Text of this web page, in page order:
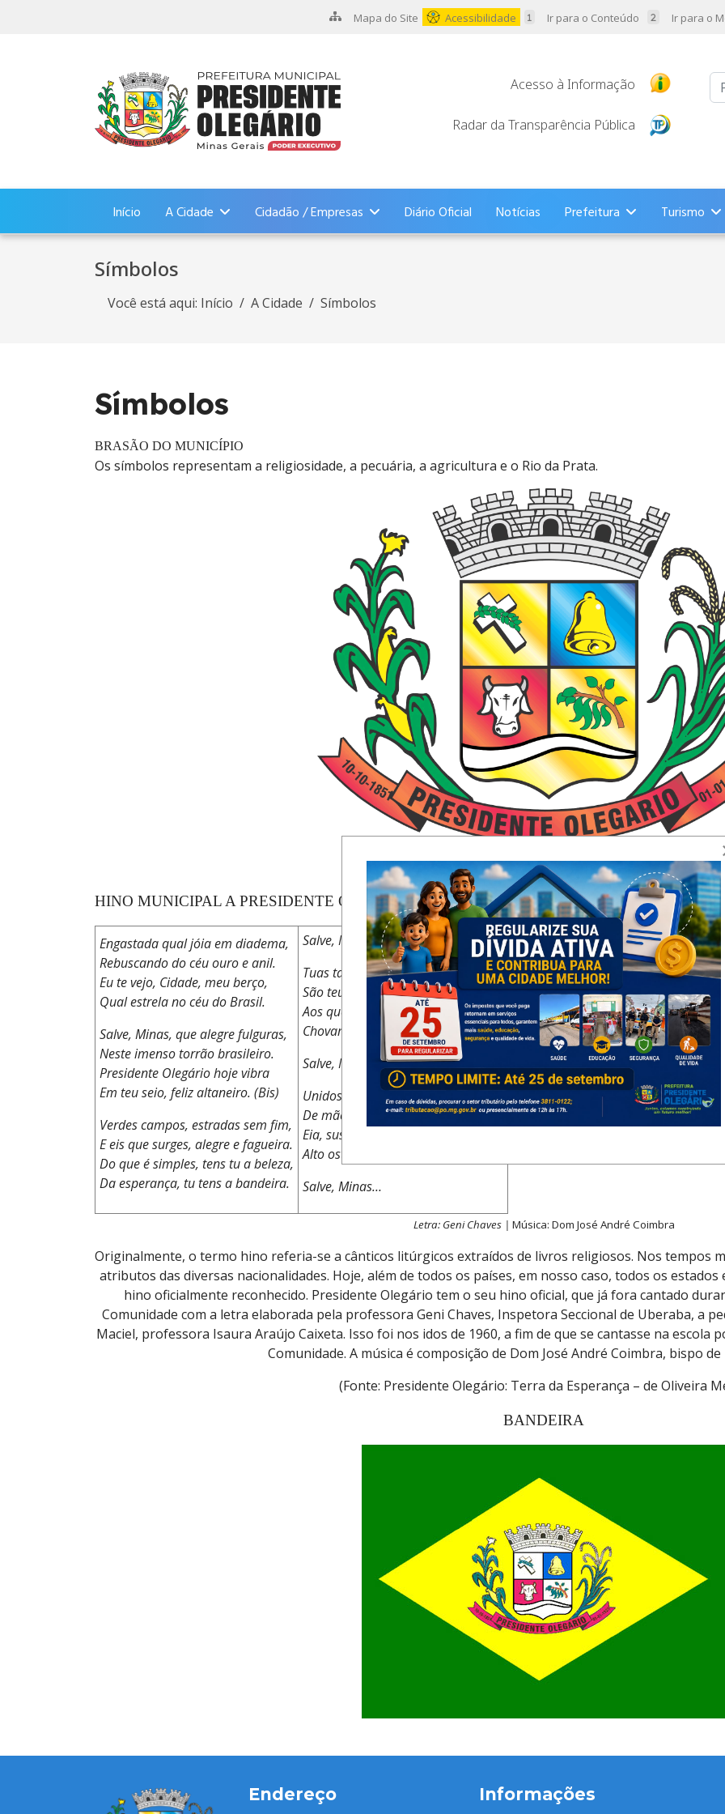
Mapa do Site Acessibilidade Ir para o Conteúdo Ir para o
Acesso à Informação
Radar da Transparência Pública
Início A Cidade Cidadão / Empresas Diário Oficial Notícias Prefeitura Turismo
Símbolos
Você está aqui: Início A Cidade Símbolos
Símbolos
BRASÃO DO MUNICÍPIO
Os símbolos representam a religiosidade, a pecuária, a agricultura e o Rio da Prata.
HINO MUNICIPAL A PRESIDENTE OLEGÁRIO
Engastada qual jóia em diadema,
Rebuscando do céu ouro e anil.
Eu te vejo, Cidade, meu berço,
Qual estrela no céu do Brasil.
Salve, Minas, que alegre fulguras,
Neste imenso torrão brasileiro.
Presidente Olegário hoje vibra
Em teu seio, feliz altaneiro. (Bis)
Verdes campos, estradas sem fim,
E eis que surges, alegre e fagueira.
Do que é simples, tens tu a beleza,
Da esperança, tu tens a bandeira.
Salve, Minas…
Tuas tardes convidam à paz,
São teus dias de ativo labor.
Aos que lutam por ti, minha terra,
Chovam bênçãos do céu do Senhor.
Salve, Minas…
Unidos, por ti trabalharemos,
De mãos dadas num firme ideal.
Eia, sus! Presidente Olegário.
Alto ostenta da glória o fanal.
Salve, Minas…
Letra: Geni Chaves | Música: Dom José André Coimbra
Originalmente, o termo hino referia-se a cânticos litúrgicos extraídos de livros religiosos. Nos tempos
atributos das diversas nacionalidades. Hoje, além de todos os países, em nosso caso, todos os
hino oficialmente reconhecido. Presidente Olegário tem o seu hino oficial, que já fora cantado
Comunidade com a letra elaborada pela professora Geni Chaves, Inspetora Seccional de Uberaba, a
Maciel, professora Isaura Araújo Caixeta. Isso foi nos idos de 1960, a fim de que se cantasse na escola
Comunidade. A música é composição de Dom José André Coimbra, bispo
(Fonte: Presidente Olegário: Terra da Esperança – de Oliveira
BANDEIRA
Endereço Informações